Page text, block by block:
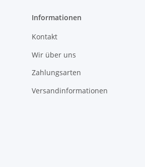
Informationen
Kontakt
Wir über uns
Zahlungsarten
Versandinformationen